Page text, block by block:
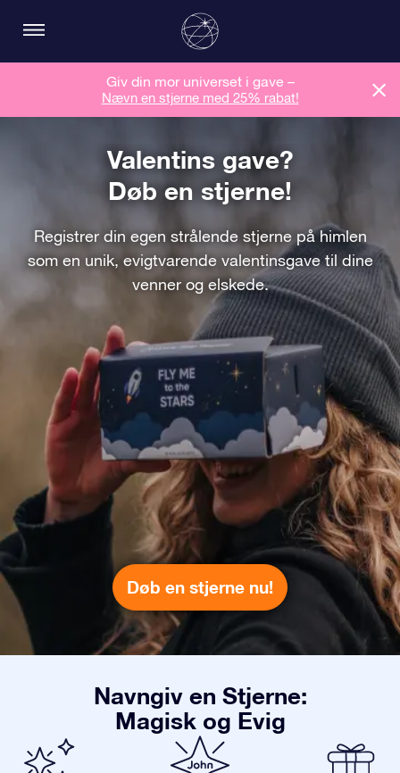
Giv din mor universet i gave –
Nævn en stjerne med 25% rabat!
Valentins gave?
Døb en stjerne!
Registrer din egen strålende stjerne på himlen
som en unik, evigtvarende valentinsgave til dine
venner og elskede.
Døb en stjerne nu!
Navngiv en Stjerne:
Magisk og Evig